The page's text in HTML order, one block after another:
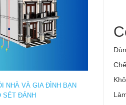
NHÀ VÀ GIA ĐÌNH BẠN
SÉT ĐÁNH
TỰ
10/
theo